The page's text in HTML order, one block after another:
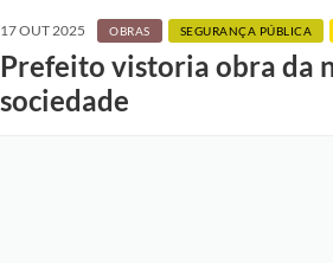
17 OUT 2025 OBRAS SEGURANÇA PÚBLICA
Prefeito vistoria obra da
sociedade